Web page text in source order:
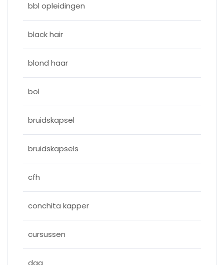
bbl opleidingen
black hair
blond haar
bol
bruidskapsel
bruidskapsels
cfh
conchita kapper
cursussen
dag